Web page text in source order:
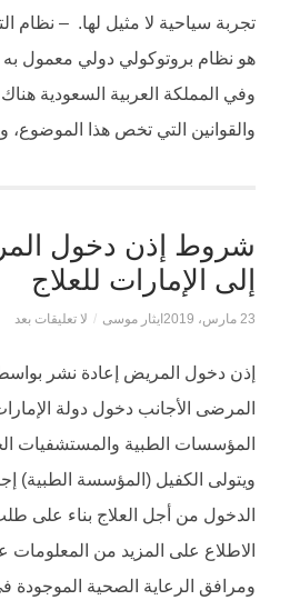
تجربة سياحية لا مثيل لها. ​ – نظام
هو نظام بروتوكولي دولي معمول به
وفي المملكة العربية السعودية
والقوانين التي تخص هذا
شروط إذن دخول
إلى الإمارات للعلاج
23 مارس، 2019 ايثار موسى / لا تعليقات بعد
إذن دخول المريض إعادة نشر
المرضى الأجانب دخول دولة
المؤسسات الطبية والمستشفيات
ويتولى الكفيل (المؤسسة الطبية)
الدخول من أجل العلاج بناء على
الاطلاع على المزيد من
ومرافق الرعاية الصحية الموجودة